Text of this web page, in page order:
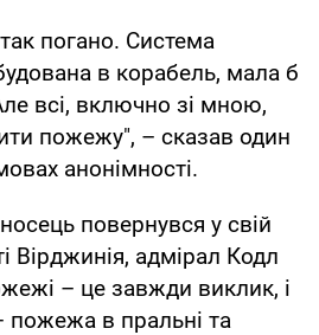
погано. Система
в корабель, мала б
всі, включно зі мною,
пожежу", – сказав один
анонімності.
повернувся у свій
Вірджинія, адмірал Кодл
– це завжди виклик, і
пожежа в пральні та